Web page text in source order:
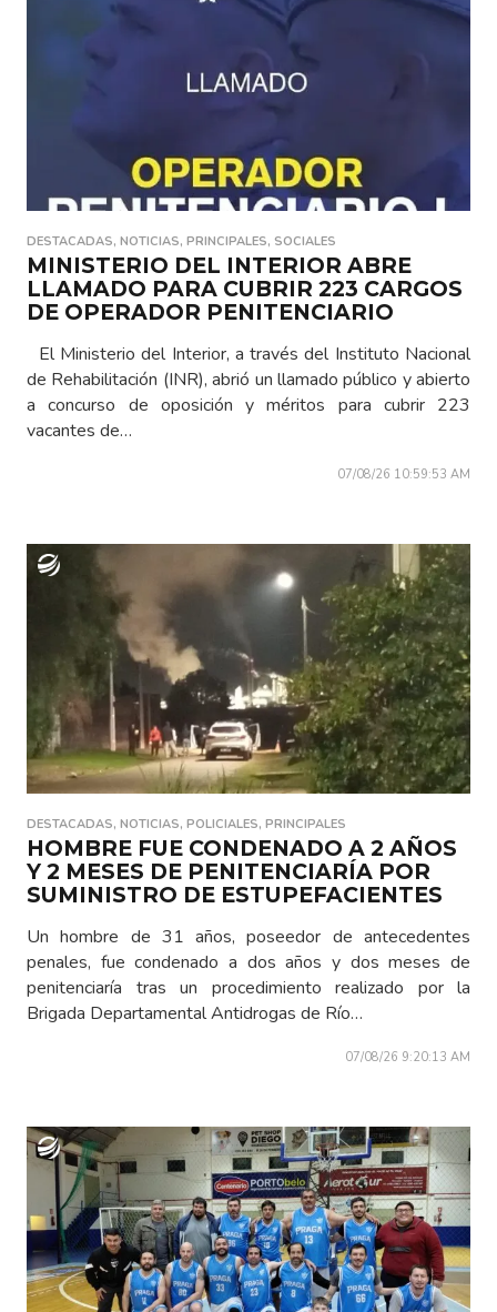
DESTACADAS, NOTICIAS, PRINCIPALES, SOCIALES
MINISTERIO DEL INTERIOR ABRE
LLAMADO PARA CUBRIR 223 CARGOS
DE OPERADOR PENITENCIARIO
El Ministerio del Interior, a través del Instituto Nacional
de Rehabilitación (INR), abrió un llamado público y abierto
a concurso de oposición y méritos para cubrir 223
vacantes de…
07/08/26 10:59:53 AM
DESTACADAS, NOTICIAS, POLICIALES, PRINCIPALES
HOMBRE FUE CONDENADO A 2 AÑOS
Y 2 MESES DE PENITENCIARÍA POR
SUMINISTRO DE ESTUPEFACIENTES
Un hombre de 31 años, poseedor de antecedentes
penales, fue condenado a dos años y dos meses de
penitenciaría tras un procedimiento realizado por la
Brigada Departamental Antidrogas de Río…
07/08/26 9:20:13 AM